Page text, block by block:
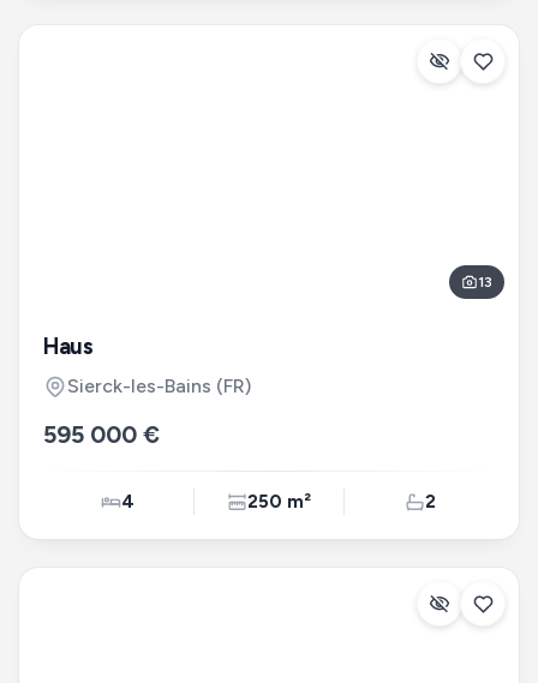
13
Haus
Sierck-les-Bains (FR)
595 000 €
4 250 m² 2